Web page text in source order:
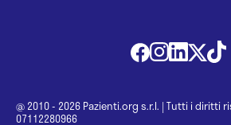
Counseling
@ 2010 - 2026 Pazienti.org s.r.l. | Tutti i diritti
07112280966